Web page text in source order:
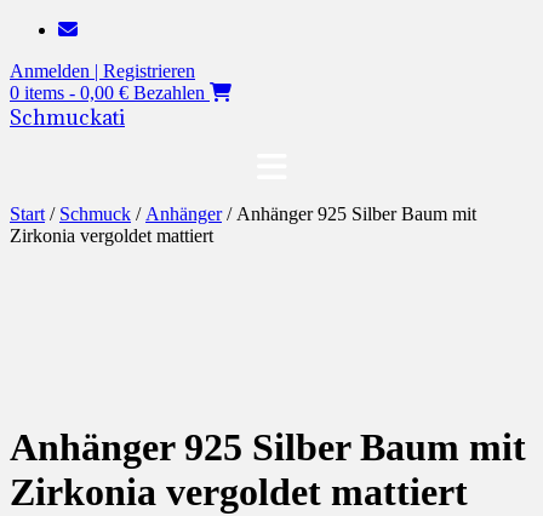
Zum
springen
Anmelden | Registrieren
0 items - 0,00 € Bezahlen
Schmuckati
Start / Schmuck / Anhänger/ Anhänger 925 Silber Baum mit
Zirkonia vergoldet mattiert
Anhänger 925 Silber Baum mit
Zirkonia vergoldet mattiert